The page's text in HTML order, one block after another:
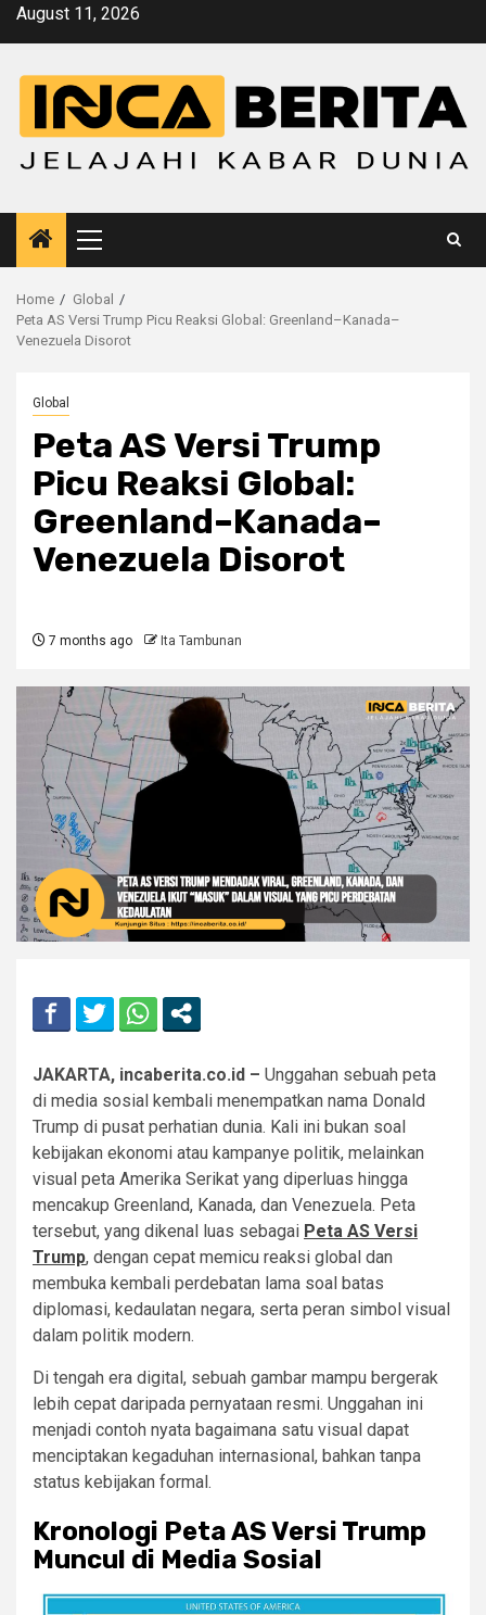
SkipAugust 11, 2026
Primary
Menu
Home
Global
Peta AS Versi Trump Picu Reaksi Global: Greenland–Kanada–
Venezuela Disorot
Global
Peta AS Versi Trump
Picu Reaksi Global:
Greenland–Kanada–
Venezuela Disorot
7 months ago Ita Tambunan
JAKARTA, incaberita.co.id – Unggahan sebuah peta
di media sosial kembali menempatkan nama Donald
Trump di pusat perhatian dunia. Kali ini bukan soal
kebijakan ekonomi atau kampanye politik, melainkan
visual peta Amerika Serikat yang diperluas hingga
mencakup Greenland, Kanada, dan Venezuela. Peta
tersebut, yang dikenal luas sebagai Peta AS Versi
Trump, dengan cepat memicu reaksi global dan
membuka kembali perdebatan lama soal batas
diplomasi, kedaulatan negara, serta peran simbol visual
dalam politik modern.
Di tengah era digital, sebuah gambar mampu bergerak
lebih cepat daripada pernyataan resmi. Unggahan ini
menjadi contoh nyata bagaimana satu visual dapat
menciptakan kegaduhan internasional, bahkan tanpa
status kebijakan formal.
Kronologi Peta AS Versi Trump
Muncul di Media Sosial